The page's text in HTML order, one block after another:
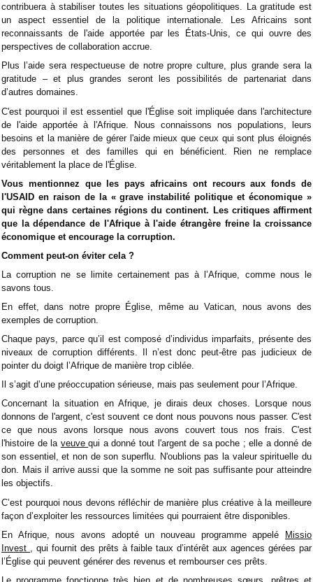
contribuera à stabiliser toutes les situations géopolitiques. La gratitude est
un aspect essentiel de la politique internationale. Les Africains sont
reconnaissants de l'aide apportée par les États-Unis, ce qui ouvre des
perspectives de collaboration accrue.
Plus l’aide sera respectueuse de notre propre culture, plus grande sera la
gratitude – et plus grandes seront les possibilités de partenariat dans
d’autres domaines.
C'est pourquoi il est essentiel que l'Église soit impliquée dans l'architecture
de l'aide apportée à l'Afrique. Nous connaissons nos populations, leurs
besoins et la manière de gérer l'aide mieux que ceux qui sont plus éloignés
des personnes et des familles qui en bénéficient. Rien ne remplace
véritablement la place de l'Église.
Vous mentionnez que les pays africains ont recours aux fonds de
l'USAID en raison de la « grave instabilité politique et économique »
qui règne dans certaines régions du continent. Les critiques affirment
que la dépendance de l'Afrique à l'aide étrangère freine la croissance
économique et encourage la corruption.
Comment peut-on éviter cela ?
La corruption ne se limite certainement pas à l’Afrique, comme nous le
savons tous.
En effet, dans notre propre Église, même au Vatican, nous avons des
exemples de corruption.
Chaque pays, parce qu’il est composé d’individus imparfaits, présente des
niveaux de corruption différents. Il n’est donc peut-être pas judicieux de
pointer du doigt l’Afrique de manière trop ciblée.
Il s’agit d’une préoccupation sérieuse, mais pas seulement pour l’Afrique.
Concernant la situation en Afrique, je dirais deux choses. Lorsque nous
donnons de l'argent, c'est souvent ce dont nous pouvons nous passer. C'est
ce que nous avons lorsque nous avons couvert tous nos frais. C'est
l'histoire de la veuvequi a donné tout l'argent de sa poche ; elle a donné de
son essentiel, et non de son superflu. N'oublions pas la valeur spirituelle du
don. Mais il arrive aussi que la somme ne soit pas suffisante pour atteindre
les objectifs.
C’est pourquoi nous devons réfléchir de manière plus créative à la meilleure
façon d’exploiter les ressources limitées qui pourraient être disponibles.
En Afrique, nous avons adopté un nouveau programme appelé Missio
Invest
, qui fournit des prêts à faible taux d’intérêt aux agences gérées par
l’Église qui peuvent générer des revenus et rembourser ces prêts.